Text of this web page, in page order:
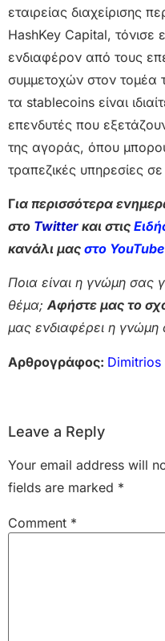
εταιρείας διαχείρισης
HashKey Capital, τόνισε
ενδιαφέρον από τους
συμμετοχών στον τομέα
τα stablecoins είναι
επενδυτές που
της αγοράς, όπου
τραπεζικές υπηρεσίες
Για περισσότερα
στο Twitter και στις
κανάλι μας στο YouTube
Ποια είναι η γνώμη σας
θέμα;Αφήστε μας το
μας ενδιαφέρει η γνώμη
Αρθρογράφος: Dimitrios
Leave a Reply
Your email address will
fields are marked *
Comment *